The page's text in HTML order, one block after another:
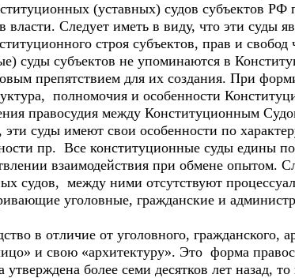
(уставных) судов субъектов РФ
власти. Следует иметь в виду, что эти суды
строя субъектов, прав и свобод
суды субъектов не упоминаются в
препятствием для их создания. При
полномочия и особенности
правосудия между Конституционным
эти суды имеют свои особенности по
пр. Все конституционные суды едины
взаимодействия при обмене опытом.
судов, между ними отсутствуют
уголовные, гражданские и
в отличие от уголовного, гражданского,
и свою «архитектуру». Это форма
более семи десятков лет назад,